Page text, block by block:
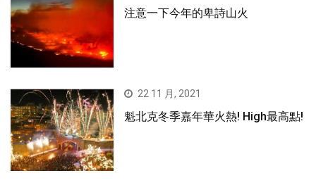
注意一下今年的卑詩山火
22 11 月, 2021
魁北克冬季嘉年華火熱! High最高點!